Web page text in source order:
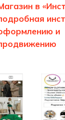
в
и